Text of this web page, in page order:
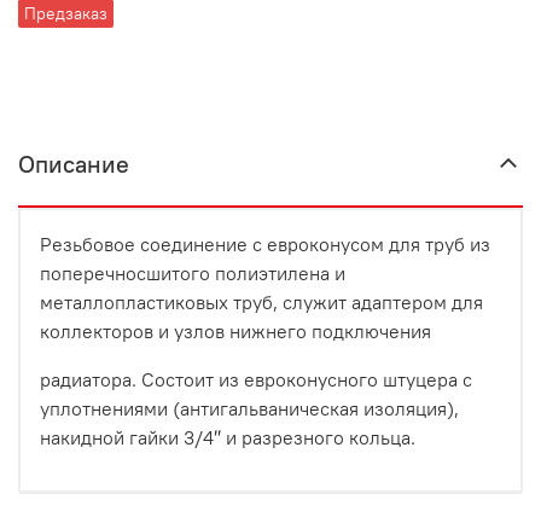
Предзаказ
Описание
Резьбовое соединение с евроконусом для труб из
поперечносшитого полиэтилена и
металлопластиковых труб, служит адаптером для
коллекторов и узлов нижнего подключения
радиатора. Состоит из евроконусного штуцера с
уплотнениями (антигальваническая изоляция),
накидной гайки 3/4″ и разрезного кольца.